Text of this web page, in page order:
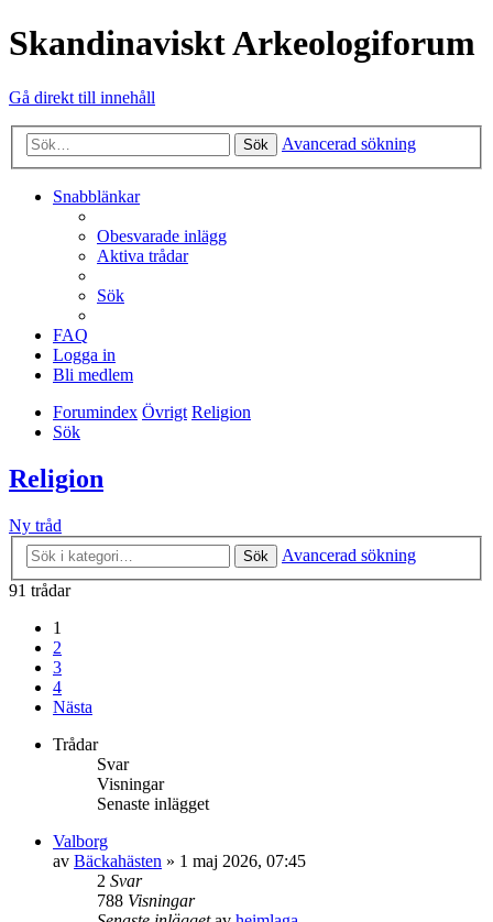
Skandinaviskt Arkeologiforum
Gå direkt till innehåll
Sök Avancerad sökning
Snabblänkar
Obesvarade inlägg
Aktiva trådar
Sök
FAQ
Logga in
Bli medlem
Forumindex Övrigt Religion
Sök
Religion
Ny tråd
Sök
Avancerad sökning
91 trådar
1
2
3
4
Nästa
Trådar
Svar
Visningar
Senaste inlägget
Valborg
av Bäckahästen » 1 maj 2026, 07:45
2 Svar
788 Visningar